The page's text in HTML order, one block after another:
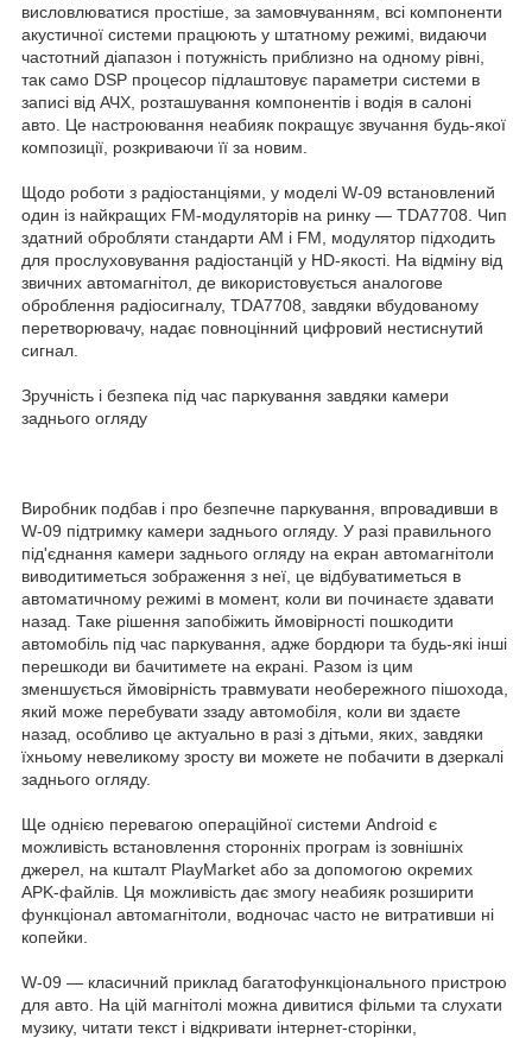
висловлюватися простіше, за замовчуванням, всі компоненти
акустичної системи працюють у штатному режимі, видаючи
частотний діапазон і потужність приблизно на одному рівні,
так само DSP процесор підлаштовує параметри системи в
записі від АЧХ, розташування компонентів і водія в салоні
авто. Це настроювання неабияк покращує звучання будь-якої
композиції, розкриваючи її за новим.
Щодо роботи з радіостанціями, у моделі W-09 встановлений
один із найкращих FM-модуляторів на ринку — TDA7708. Чип
здатний обробляти стандарти AM і FM, модулятор підходить
для прослуховування радіостанцій у HD-якості. На відміну від
звичних автомагнітол, де використовується аналогове
оброблення радіосигналу, TDA7708, завдяки вбудованому
перетворювачу, надає повноцінний цифровий нестиснутий
сигнал.
Зручність і безпека під час паркування завдяки камери
заднього огляду
Виробник подбав і про безпечне паркування, впровадивши в
W-09 підтримку камери заднього огляду. У разі правильного
під'єднання камери заднього огляду на екран автомагнітоли
виводитиметься зображення з неї, це відбуватиметься в
автоматичному режимі в момент, коли ви починаєте здавати
назад. Таке рішення запобіжить ймовірності пошкодити
автомобіль під час паркування, адже бордюри та будь-які інші
перешкоди ви бачитимете на екрані. Разом із цим
зменшується ймовірність травмувати необережного пішохода,
який може перебувати ззаду автомобіля, коли ви здаєте
назад, особливо це актуально в разі з дітьми, яких, завдяки
їхньому невеликому зросту ви можете не побачити в дзеркалі
заднього огляду.
Ще однією перевагою операційної системи Android є
можливість встановлення сторонніх програм із зовнішніх
джерел, на кшталт PlayMarket або за допомогою окремих
APK-файлів. Ця можливість дає змогу неабияк розширити
функціонал автомагнітоли, водночас часто не витративши ні
копейки.
W-09 — класичний приклад багатофункціонального пристрою
для авто. На цій магнітолі можна дивитися фільми та слухати
музику, читати текст і відкривати інтернет-сторінки,